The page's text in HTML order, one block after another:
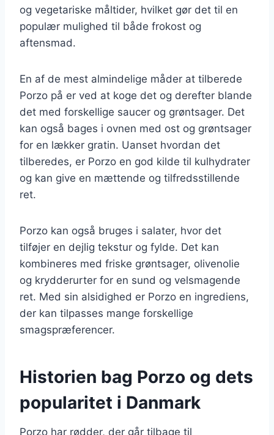
og vegetariske måltider, hvilket gør det til en
populær mulighed til både frokost og
aftensmad.
En af de mest almindelige måder at tilberede
Porzo på er ved at koge det og derefter blande
det med forskellige saucer og grøntsager. Det
kan også bages i ovnen med ost og grøntsager
for en lækker gratin. Uanset hvordan det
tilberedes, er Porzo en god kilde til kulhydrater
og kan give en mættende og tilfredsstillende
ret.
Porzo kan også bruges i salater, hvor det
tilføjer en dejlig tekstur og fylde. Det kan
kombineres med friske grøntsager, olivenolie
og krydderurter for en sund og velsmagende
ret. Med sin alsidighed er Porzo en ingrediens,
der kan tilpasses mange forskellige
smagspræferencer.
Historien bag Porzo og dets
popularitet i Danmark
Porzo har rødder, der går tilbage til